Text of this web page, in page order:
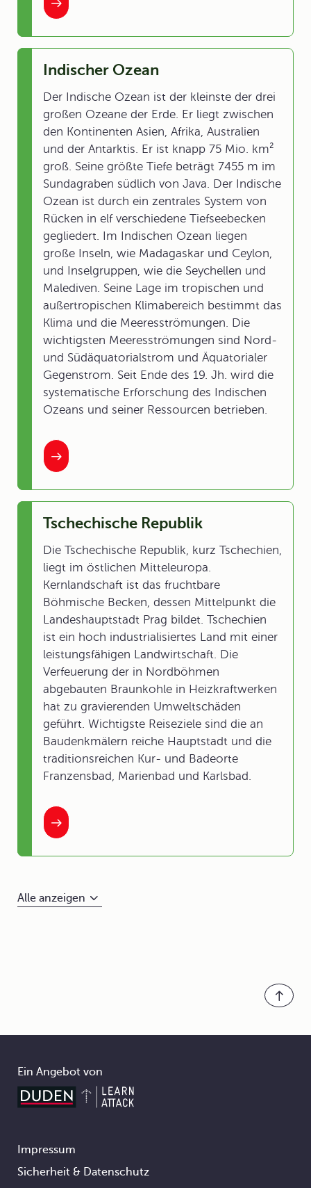
Indischer Ozean
Der Indische Ozean ist der kleinste der drei
großen Ozeane der Erde. Er liegt zwischen
den Kontinenten Asien, Afrika, Australien
und der Antarktis. Er ist knapp 75 Mio. km²
groß. Seine größte Tiefe beträgt 7455 m im
Sundagraben südlich von Java. Der Indische
Ozean ist durch ein zentrales System von
Rücken in elf verschiedene Tiefseebecken
gegliedert. Im Indischen Ozean liegen
große Inseln, wie Madagaskar und Ceylon,
und Inselgruppen, wie die Seychellen und
Malediven. Seine Lage im tropischen und
außertropischen Klimabereich bestimmt das
Klima und die Meeresströmungen. Die
wichtigsten Meeresströmungen sind Nord-
und Südäquatorialstrom und Äquatorialer
Gegenstrom. Seit Ende des 19. Jh. wird die
systematische Erforschung des Indischen
Ozeans und seiner Ressourcen betrieben.
Tschechische Republik
Die Tschechische Republik, kurz Tschechien,
liegt im östlichen Mitteleuropa.
Kernlandschaft ist das fruchtbare
Böhmische Becken, dessen Mittelpunkt die
Landeshauptstadt Prag bildet. Tschechien
ist ein hoch industrialisiertes Land mit einer
leistungsfähigen Landwirtschaft. Die
Verfeuerung der in Nordböhmen
abgebauten Braunkohle in Heizkraftwerken
hat zu gravierenden Umweltschäden
geführt. Wichtigste Reiseziele sind die an
Baudenkmälern reiche Hauptstadt und die
traditionsreichen Kur- und Badeorte
Franzensbad, Marienbad und Karlsbad.
Alle anzeigen
Ein Angebot von
Footer
Impressum
Sicherheit & Datenschutz